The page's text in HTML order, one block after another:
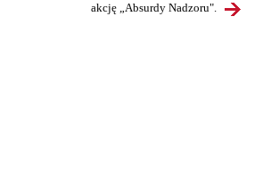
akcję „Absurdy Nadzoru".